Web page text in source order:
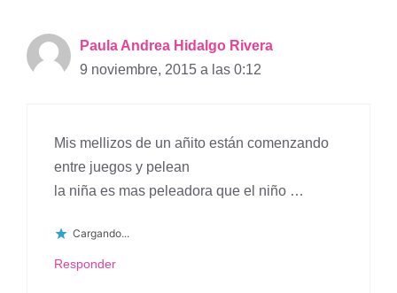
Paula Andrea Hidalgo Rivera
9 noviembre, 2015 a las 0:12
Mis mellizos de un añito están comenzando
entre juegos y pelean
la niña es mas peleadora que el niño …
Cargando...
Responder